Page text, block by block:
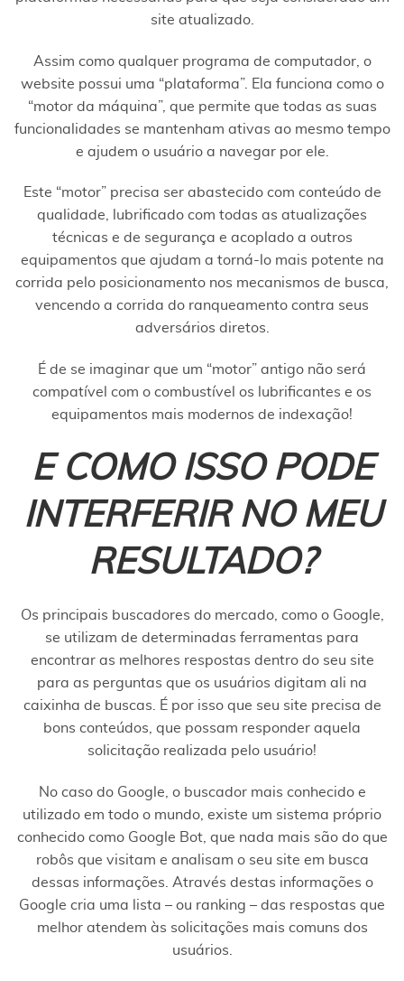
site atualizado.
Assim como qualquer programa de computador, o
website possui uma “plataforma”. Ela funciona como o
“motor da máquina”, que permite que todas as suas
funcionalidades se mantenham ativas ao mesmo tempo
e ajudem o usuário a navegar por ele.
Este “motor” precisa ser abastecido com conteúdo de
qualidade, lubrificado com todas as atualizações
técnicas e de segurança e acoplado a outros
equipamentos que ajudam a torná-lo mais potente na
corrida pelo posicionamento nos mecanismos de busca,
vencendo a corrida do ranqueamento contra seus
adversários diretos.
É de se imaginar que um “motor” antigo não será
compatível com o combustível os lubrificantes e os
equipamentos mais modernos de indexação!
E COMO ISSO PODE
INTERFERIR NO MEU
RESULTADO?
Os principais buscadores do mercado, como o Google,
se utilizam de determinadas ferramentas para
encontrar as melhores respostas dentro do seu site
para as perguntas que os usuários digitam ali na
caixinha de buscas. É por isso que seu site precisa de
bons conteúdos, que possam responder aquela
solicitação realizada pelo usuário!
No caso do Google, o buscador mais conhecido e
utilizado em todo o mundo, existe um sistema próprio
conhecido como Google Bot, que nada mais são do que
robôs que visitam e analisam o seu site em busca
dessas informações. Através destas informações o
Google cria uma lista – ou ranking – das respostas que
melhor atendem às solicitações mais comuns dos
usuários.